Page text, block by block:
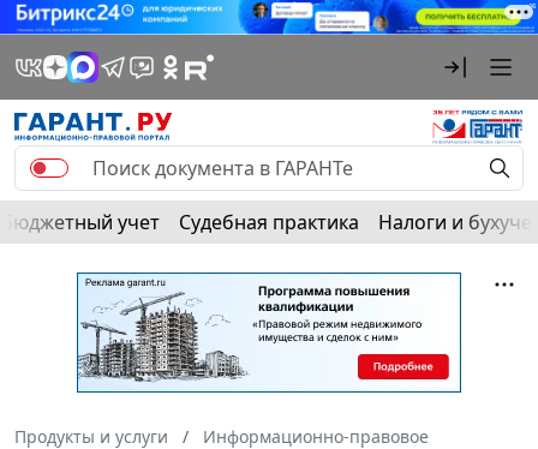
Бюджетный учет Судебная практика Налоги и
Продукты и услуги
Информационно-правовое